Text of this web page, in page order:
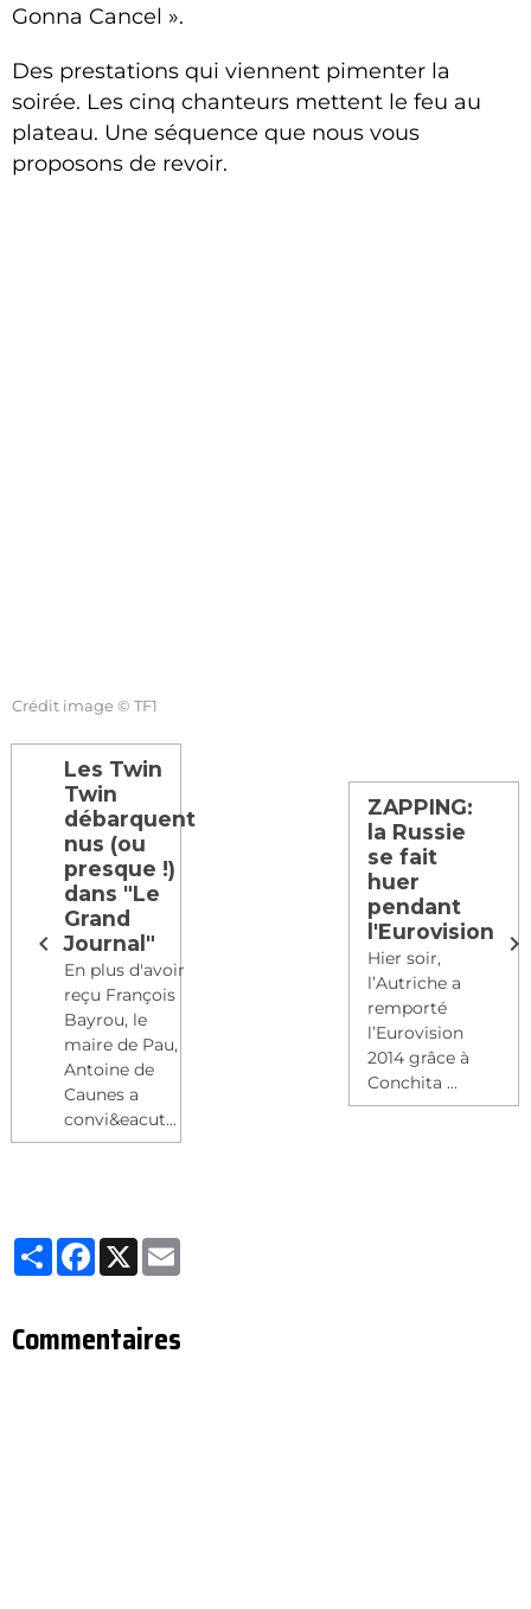
Gonna Cancel ».
Des prestations qui viennent pimenter la
soirée. Les cinq chanteurs mettent le feu au
plateau. Une séquence que nous vous
proposons de revoir.
Crédit image © TF1
Les Twin
Twin
débarquent
nus (ou
presque !)
dans "Le
Grand
Journal"
En plus d'avoir
reçu François
Bayrou, le
maire de Pau,
Antoine de
Caunes a
convi&eacut...
ZAPPING:
la Russie
se fait
huer
pendant
l'Eurovision
Hier soir,
l’Autriche a
remporté
l’Eurovision
2014 grâce à
Conchita ...
Partager
Facebook
X
Commentaires